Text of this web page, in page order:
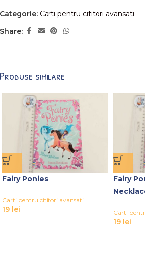
Categorie: Carti pentru cititori avansati
Share:
Produse similare
Fairy Ponies
Carti pentru cititori avansati
19 lei
Fairy
Carti
19 lei